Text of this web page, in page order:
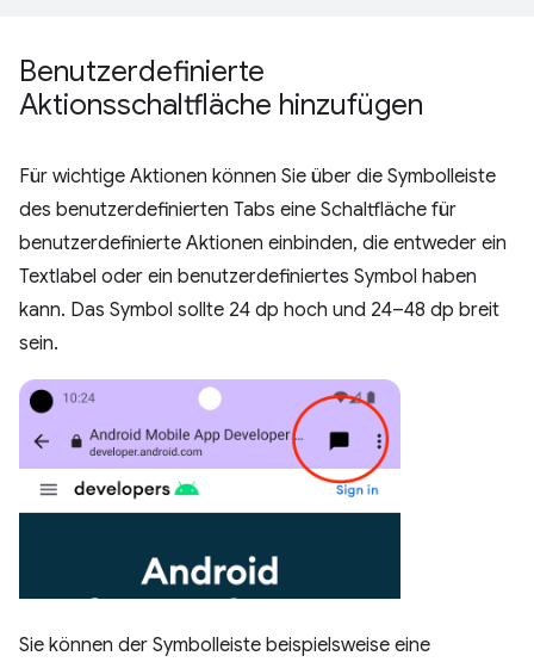
Benutzerdefinierte
Aktionsschaltfläche hinzufügen
Für wichtige Aktionen können Sie über die Symbolleiste
des benutzerdefinierten Tabs eine Schaltfläche für
benutzerdefinierte Aktionen einbinden, die entweder ein
Textlabel oder ein benutzerdefiniertes Symbol haben
kann. Das Symbol sollte 24 dp hoch und 24–48 dp breit
sein.
Sie können der Symbolleiste beispielsweise eine